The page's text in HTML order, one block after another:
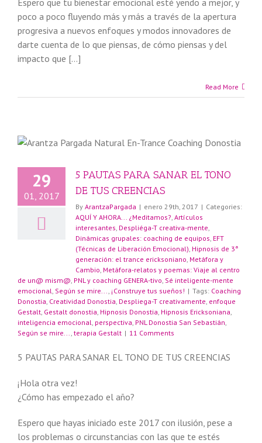
Espero que tu bienestar emocional esté yendo a mejor, y
poco a poco fluyendo más y más a través de la apertura
progresiva a nuevos enfoques y modos innovadores de
darte cuenta de lo que piensas, de cómo piensas y del
impacto que […]
Read More
29
01, 2017
5 PAUTAS PARA SANAR EL TONO
DE TUS CREENCIAS
By ArantzaPargada | enero 29th, 2017 | Categories:
AQUÍ Y AHORA... ¿Meditamos?, Artículos
interesantes, Despliéga-T creativa-mente,
Dinámicas grupales: coaching de equipos, EFT
(Técnicas de Liberación Emocional), Hipnosis de 3ª
generación: el trance ericksoniano, Metáfora y
Cambio, Metáfora-relatos y poemas: Viaje al centro
de un@ mism@, PNL y coaching GENERA-tivo, Sé inteligente-mente
emocional, Según se mire..., ¡Construye tus sueños! | Tags: Coaching
Donostia, Creatividad Donostia, Despliega-T creativamente, enfoque
Gestalt, Gestalt donostia, Hipnosis Donostia, Hipnosis Ericksoniana,
inteligencia emocional, perspectiva, PNL Donostia San Sebastián,
Según se mire..., terapia Gestalt | 11 Comments
5 PAUTAS PARA SANAR EL TONO DE TUS CREENCIAS
¡Hola otra vez!
¿Cómo has empezado el año?
Espero que hayas iniciado este 2017 con ilusión, pese a
los problemas o circunstancias con las que te estés